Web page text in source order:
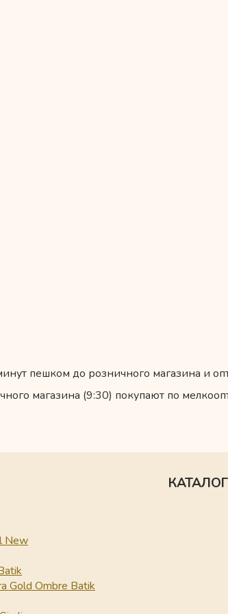
пешком до розничного магазина и
магазина (9:30) покупают по
КАТАЛОГ
New
Gold Ombre Batik